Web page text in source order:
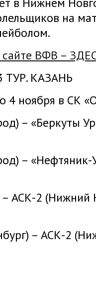
на
сайте ВФВ –
КАЗАНЬ
4 ноября в СК
– «Беркуты
–
– АСК-2
– АСК-2